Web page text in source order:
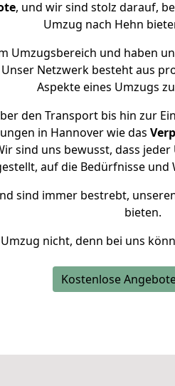
, und wir sind stolz darauf,
Umzug nach Hehn
Umzugsbereich und haben
Unser Netzwerk besteht aus
Aspekte eines Umzugs
den Transport bis hin zur
in Hannover wie das
sind uns bewusst, dass
auf die Bedürfnisse und
sind immer bestrebt,
bieten.
nicht, denn bei uns
Kostenlose